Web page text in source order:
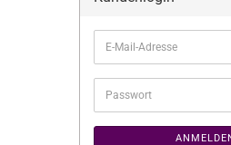
E-
Mail-
Adresse
Passwort